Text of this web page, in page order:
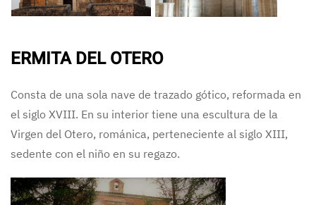
ERMITA DEL OTERO
Consta de una sola nave de trazado gótico, reformada en
el siglo XVIII. En su interior tiene una escultura de la
Virgen del Otero, románica, perteneciente al siglo XIII,
sedente con el niño en su regazo.